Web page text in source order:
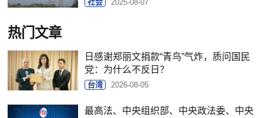
社会 2025-08-07
热门文章
日感谢郑丽文捐款“青鸟”气炸，质问国民
党：为什么不反日？
台湾 2026-08-05
最高法、中央组织部、中央政法委、中央